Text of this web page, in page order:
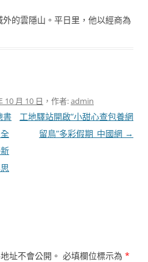
的雲隱山。平日里，他以經商為
10 月 10 日 ，作者:admin
書
工地驛站開啟“小甜心查包養網
留鳥”多彩假期_中國網 →
址不會公開。 必填欄位標示為 *